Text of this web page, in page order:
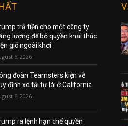
trả tiền cho một công ty
lượng để bỏ quyền khai thác
gió ngoài khơi
6, 2026
đoàn Teamsters kiện về
định xe tải tự lái ở California
6, 2026
ra lệnh hạn chế quyền